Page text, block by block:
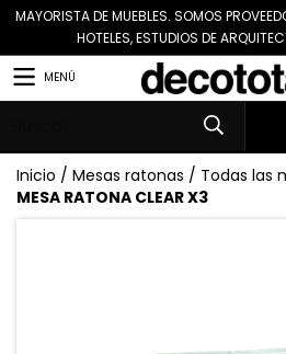
MAYORISTA DE MUEBLES. SOMOS
HOTELES, ESTUDIOS DE
MENÚ
Inicio / Mesas ratonas / Todas las
MESA RATONA CLEAR X3